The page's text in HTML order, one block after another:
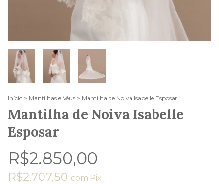
Início > Mantilhas e Véus > Mantilha de Noiva Isabelle Esposar
Mantilha de Noiva Isabelle
Esposar
R$2.850,00
R$2.707,50 com Pix